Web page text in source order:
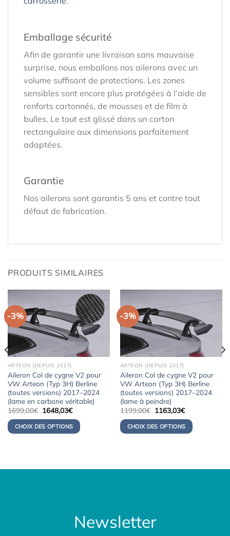
Emballage sécurité
Afin de garantir une livraison sans mauvaise
surprise, nous emballons nos ailerons avec un
volume suffisant de protections. Les zones
sensibles sont encore plus protégées à l’aide de
renforts cartonnés, de mousses et de film à
bulles. Le tout est glissé dans un carton
rectangulaire aux dimensions parfaitement
adaptées.
Garantie
Nos ailerons sont garantis 5 ans et contre tout
défaut de fabrication.
PRODUITS SIMILAIRES
-3%
ARTEON (DEPUIS 2017)
Aileron Col de cygne V2 pour
VW Arteon (Typ 3H) Berline
(toutes versions) 2017–2024
(lame en carbone véritable)
1699,00€ Le
prix
initial
était :
1699,00€.
1648,03€Le
actuel
est :
1648,03€.
CHOIX DES OPTIONS
-3%
ARTEON (DEPUIS 2017)
Aileron Col de cygne V2 pour
VW Arteon (Typ 3H) Berline
(toutes versions) 2017–2024
(lame à peindre)
1199,00€ Le
prix
initial
était :
1199,00€.
1163,03€Le
actuel
est :
1163,03€.
CHOIX DES OPTIONS
Newsletter